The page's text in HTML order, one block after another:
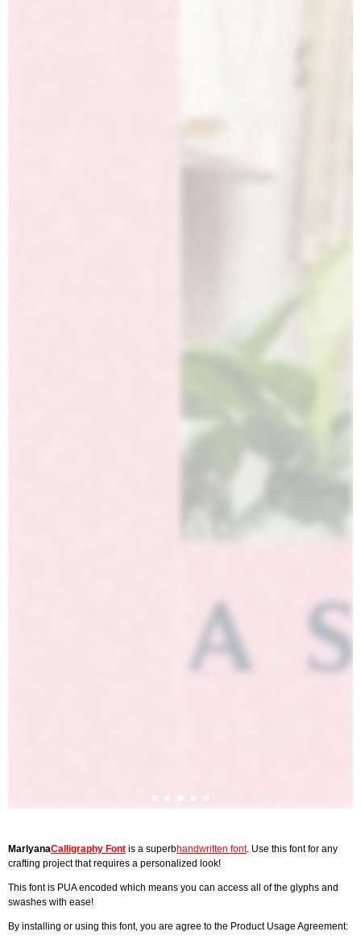
MarlyanaCalligraphy Font is a superbhandwritten font. Use this font for any
crafting project that requires a personalized look!
This font is PUA encoded which means you can access all of the glyphs and
swashes with ease!
By installing or using this font, you are agree to the Product Usage Agreement: